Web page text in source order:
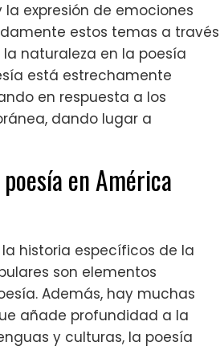
expresión de emociones
estos temas a través
naturaleza en la poesía
está estrechamente
en respuesta a los
dando lugar a
en América
historia específicos de la
son elementos
Además, hay muchas
añade profundidad a la
y culturas, la poesía